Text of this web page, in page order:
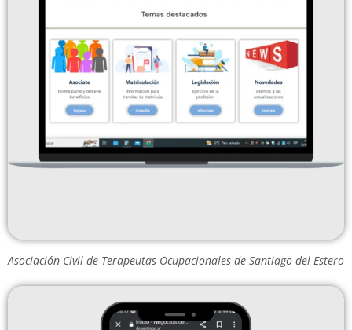
Asociación Civil de Terapeutas Ocupacionales de Santiago del Estero